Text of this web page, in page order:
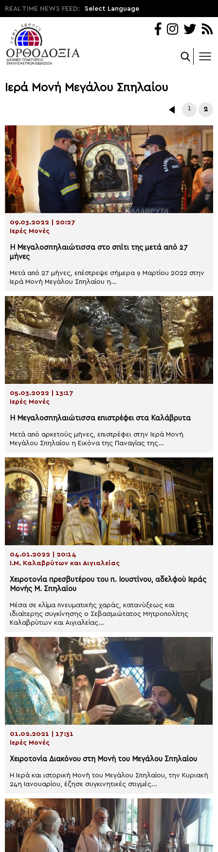
REAL TIME NEWS FEED: Select Language
Ιερά Μονή Μεγάλου Σπηλαίου
1 2
09.03.2022 | 20:27
Ιερές Μονές
H Μεγαλοσπηλαιώτισσα στο σπίτι της μετά από 27
μήνες
Μετά από 27 μήνες, επέστρεψε σήμερα 9 Μαρτίου 2022 στην
Ιερά Μονή Μεγάλου Σπηλαίου η...
05.03.2022 | 13:17
Ιερές Μονές
Η Μεγαλοσπηλαιώτισσα επιστρέφει στα Καλάβρυτα
Μετά από αρκετούς μήνες, επιστρέφει στην Ιερά Μονή
Μεγάλου Σπηλαίου η Εικόνα της Παναγίας της...
04.01.2022 | 20:14
Ι.Μ. Καλαβρύτων και Αιγιαλείας
Χειροτονία πρεσβυτέρου του π. Ιουστίνου, αδελφού Ιεράς
Μονής Μ. Σπηλαίου
Μέσα σε κλίμα πνευματικής χαράς, κατανύξεως και
ιδιαίτερης συγκίνησης ο Σεβασμιώτατος Μητροπολίτης
Καλαβρύτων και Αιγιαλείας...
01.02.2021 | 17:31
Ιερές Μονές
Χειροτονία Διακόνου στη Μονή του Μεγάλου Σπηλαίου
Η Ιερά και ιστορική Μονή του Μεγάλου Σπηλαίου, την Κυριακή
24η Ιανουαρίου, έζησε συγκινητικές στιγμές...